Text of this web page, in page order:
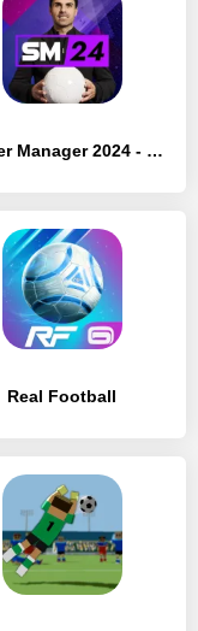
Soccer Manager 2024 - Футбол
Real Football